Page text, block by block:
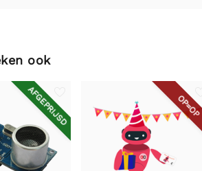
ook
AFGEPRIJSD OP=OP